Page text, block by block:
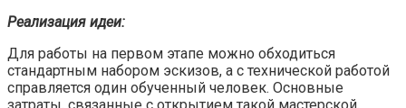
Реализация идеи:
Для работы на первом этапе можно обходиться
стандартным набором эскизов, а с технической работой
справляется один обученный человек. Основные
затраты, связанные с открытием такой мастерской,